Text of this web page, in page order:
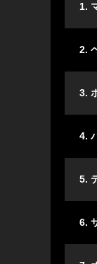
1.
2.
3.
4.
5.
6.